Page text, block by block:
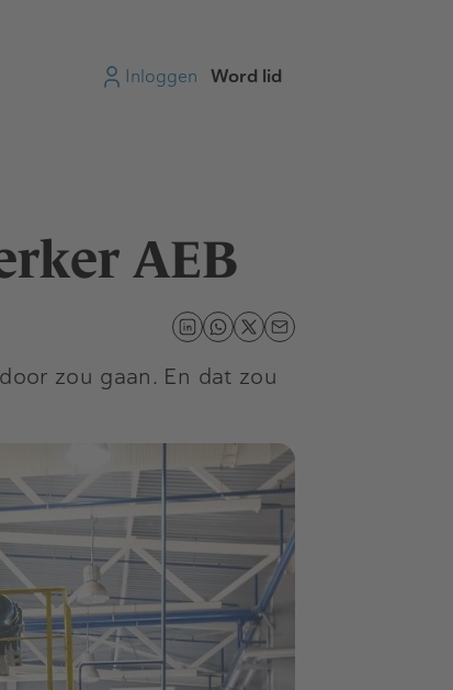
Inloggen Word lid
AEB
zou gaan. En dat zou